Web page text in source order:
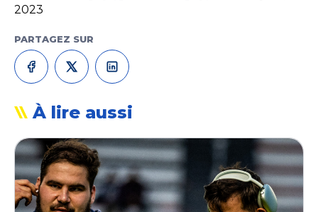
PARTAGEZ SUR
2023
À lire aussi